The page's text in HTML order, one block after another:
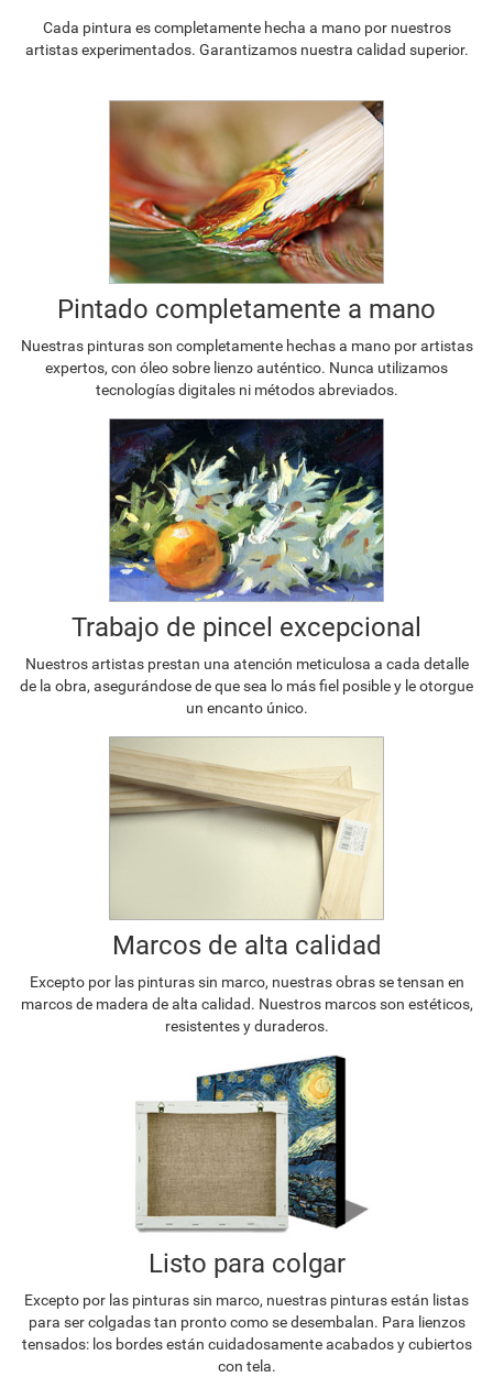
Cada pintura es completamente hecha a mano por nuestros
artistas experimentados. Garantizamos nuestra calidad superior.
Pintado completamente a mano
Nuestras pinturas son completamente hechas a mano por artistas
expertos, con óleo sobre lienzo auténtico. Nunca utilizamos
tecnologías digitales ni métodos abreviados.
Trabajo de pincel excepcional
Nuestros artistas prestan una atención meticulosa a cada detalle
de la obra, asegurándose de que sea lo más fiel posible y le otorgue
un encanto único.
Marcos de alta calidad
Excepto por las pinturas sin marco, nuestras obras se tensan en
marcos de madera de alta calidad. Nuestros marcos son estéticos,
resistentes y duraderos.
Listo para colgar
Excepto por las pinturas sin marco, nuestras pinturas están listas
para ser colgadas tan pronto como se desembalan. Para lienzos
tensados: los bordes están cuidadosamente acabados y cubiertos
con tela.